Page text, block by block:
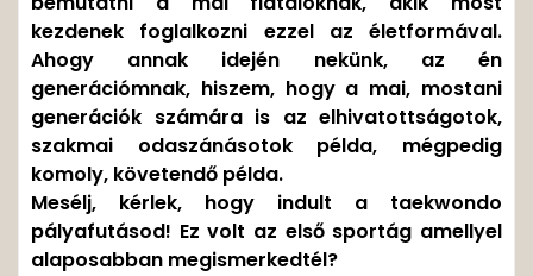
kezdenek foglalkozni ezzel az életformával.
Ahogy annak idején nekünk, az én
generációmnak, hiszem, hogy a mai, mostani
generációk számára is az elhivatottságotok,
szakmai odaszánásotok példa, mégpedig
komoly, követendő példa.
Mesélj, kérlek, hogy indult a taekwondo
pályafutásod! Ez volt az első sportág amellyel
alaposabban megismerkedtél?